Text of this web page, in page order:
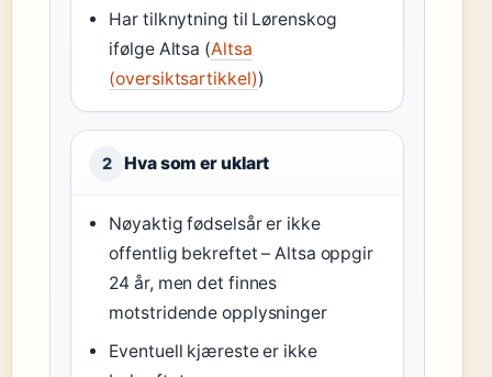
Har tilknytning til Lørenskog
ifølge Altsa (Altsa
(oversiktsartikkel))
2 Hva som er uklart
Nøyaktig fødselsår er ikke
offentlig bekreftet – Altsa oppgir
24 år, men det finnes
motstridende opplysninger
Eventuell kjæreste er ikke